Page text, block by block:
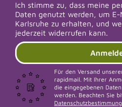
Ich stimme zu, dass meine
Daten genutzt werden, um
Karlsruhe zu erhalten, und
jederzeit widerrufen kann.
Für den Versand
rapidmail. Mit Ihrer
die eingegebenen
werden. Beachten Sie